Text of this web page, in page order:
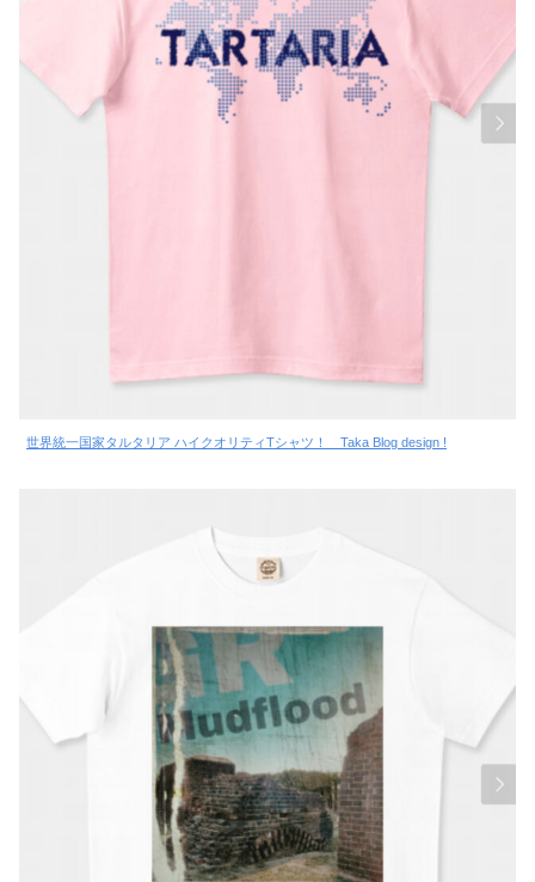
世界統一国家タルタリア ハイクオリティTシャツ！ Taka Blog design !